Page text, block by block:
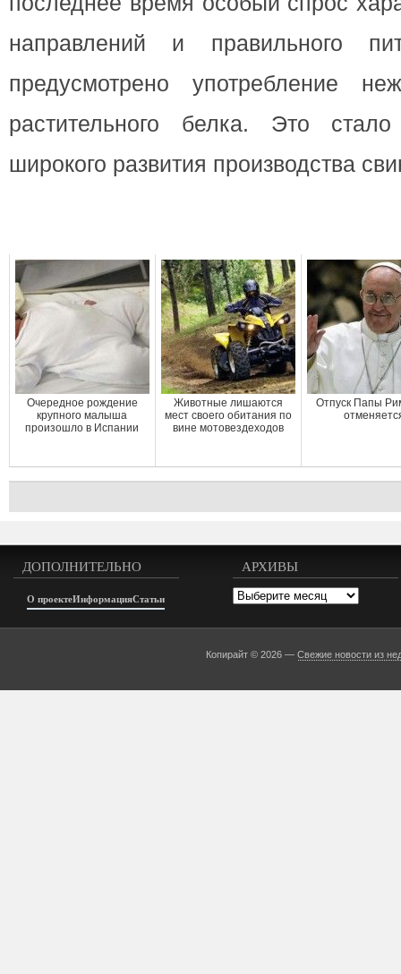
направлений и правильного
предусмотрено употребление
растительного белка. Это
широкого развития производства
Очередное рождение
крупного малыша
произошло в Испании
Животные лишаются
мест своего обитания по
вине мотовездеходов
Отпуск Папы
ДОПОЛНИТЕЛЬНО
О проектеИнформацияСтатьи
АРХИВЫ
Архивы
Копирайт © 2026 —Свежие новости из